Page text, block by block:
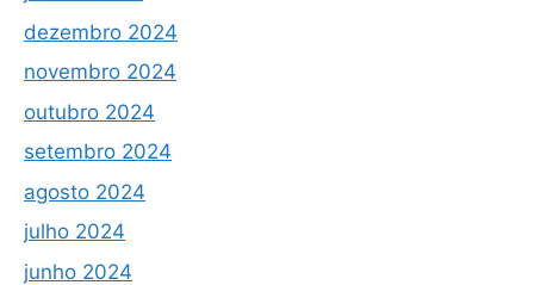
dezembro 2024
novembro 2024
outubro 2024
setembro 2024
agosto 2024
julho 2024
junho 2024